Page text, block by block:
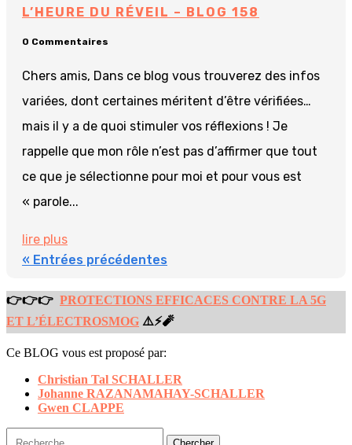
L’HEURE DU RÉVEIL – BLOG 158
0 Commentaires
Chers amis, Dans ce blog vous trouverez des infos
variées, dont certaines méritent d’être vérifiées…
mais il y a de quoi stimuler vos réflexions ! Je
rappelle que mon rôle n’est pas d’affirmer que tout
ce que je sélectionne pour moi et pour vous est
« parole...
lire plus
« Entrées précédentes
👉👉👉 PROTECTIONS EFFICACES CONTRE LA 5G
ET L’ÉLECTROSMOG ⚠️⚡️🧨
Ce BLOG vous est proposé par:
Christian Tal SCHALLER
Johanne RAZANAMAHAY-SCHALLER
Gwen CLAPPE